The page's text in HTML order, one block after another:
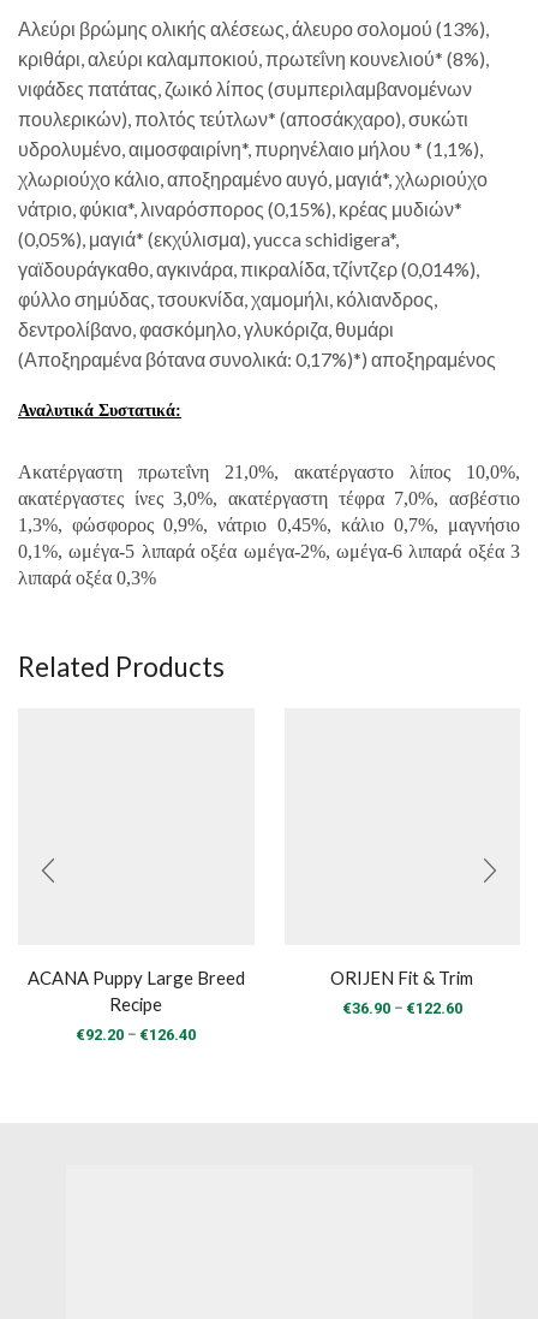
Αλεύρι βρώμης ολικής αλέσεως, άλευρο σολομού (13%),
κριθάρι, αλεύρι καλαμποκιού, πρωτεΐνη κουνελιού* (8%),
νιφάδες πατάτας, ζωικό λίπος (συμπεριλαμβανομένων
πουλερικών), πολτός τεύτλων* (αποσάκχαρο), συκώτι
υδρολυμένο, αιμοσφαιρίνη*, πυρηνέλαιο μήλου * (1,1%),
χλωριούχο κάλιο, αποξηραμένο αυγό, μαγιά*, χλωριούχο
νάτριο, φύκια*, λιναρόσπορος (0,15%), κρέας μυδιών*
(0,05%), μαγιά* (εκχύλισμα), yucca schidigera*,
γαϊδουράγκαθο, αγκινάρα, πικραλίδα, τζίντζερ (0,014%),
φύλλο σημύδας, τσουκνίδα, χαμομήλι, κόλιανδρος,
δεντρολίβανο, φασκόμηλο, γλυκόριζα, θυμάρι
(Αποξηραμένα βότανα συνολικά: 0,17%)*) αποξηραμένος
Αναλυτικά Συστατικά:
Ακατέργαστη πρωτεΐνη 21,0%, ακατέργαστο λίπος 10,0%,
ακατέργαστες ίνες 3,0%, ακατέργαστη τέφρα 7,0%, ασβέστιο
1,3%, φώσφορος 0,9%, νάτριο 0,45%, κάλιο 0,7%, μαγνήσιο
0,1%, ωμέγα-5 λιπαρά οξέα ωμέγα-2%, ωμέγα-6 λιπαρά οξέα 3
λιπαρά οξέα 0,3%
Related Products
ACANA Puppy Large Breed
Recipe
€92.20 – €126.40Price
ORIJEN Fit & Trim
€36.90 – €122.60Price